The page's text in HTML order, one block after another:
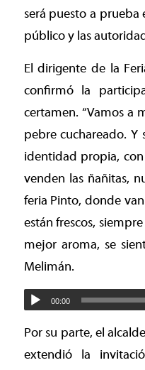
será puesto a prueba
público y las
El dirigente de la
confirmó la
certamen. “Vamos a
pebre cuchareado. Y
identidad propia,
venden las ñañitas,
feria Pinto, donde
están frescos,
mejor aroma, se
Melimán.
00:00
Por su parte, el
extendió la